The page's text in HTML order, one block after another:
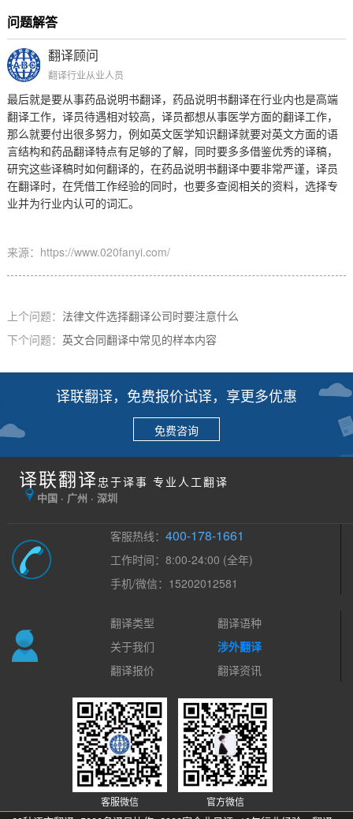
问题解答
翻译顾问
翻译行业从业人员
最后就是要从事药品说明书翻译，药品说明书翻译在行业内也是高端
翻译工作，译员待遇相对较高，译员都想从事医学方面的翻译工作，
那么就要付出很多努力，例如英文医学知识翻译就要对英文方面的语
言结构和药品翻译特点有足够的了解，同时要多多借鉴优秀的译稿，
研究这些译稿时如何翻译的，在药品说明书翻译中要非常严谨，译员
在翻译时，在凭借工作经验的同时，也要多查阅相关的资料，选择专
业并为行业内认可的词汇。
来源：https://www.020fanyi.com/
上个问题： 法律文件选择翻译公司时要注意什么
下个问题： 英文合同翻译中常见的样本内容
译联翻译，免费报价试译，享更多优惠
免费咨询
译联翻译 忠于译事 专业人工翻译
中国 · 广州 · 深圳
客服热线：400-178-1661
工作时间：8:00-24:00 (全年)
手机/微信：15202012581
翻译类型
翻译语种
关于我们
涉外翻译
翻译报价
翻译资讯
客服微信 官方微信